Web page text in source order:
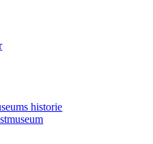
historie